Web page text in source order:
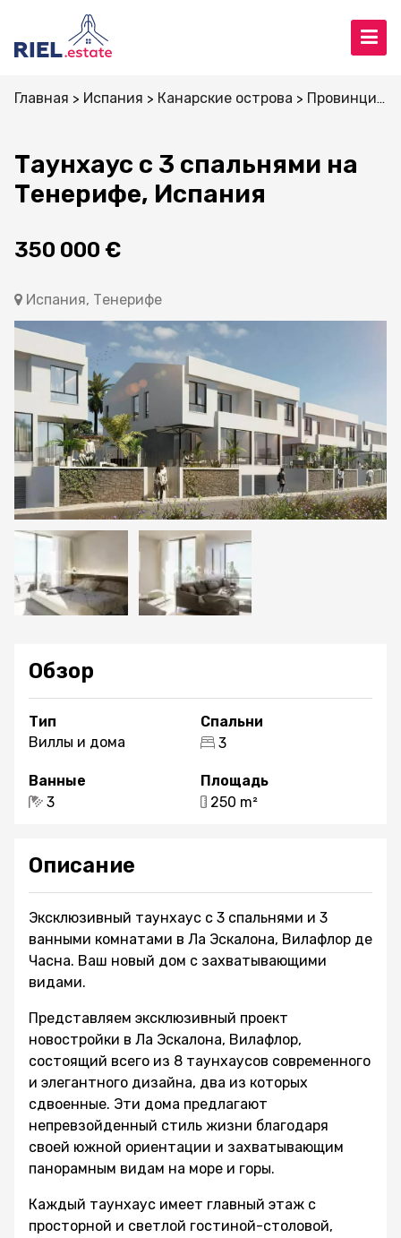
Главная Испания Канарские острова Провинция Санта-Крус-де-Тенерифе
Таунхаус с 3 спальнями на
Тенерифе, Испания
350 000 €
Испания, Тенерифе
Обзор
Тип
Виллы и дома
Спальни
3
Ванные
3
Площадь
250 m²
Описание
Эксклюзивный таунхаус с 3 спальнями и 3
ванными комнатами в Ла Эскалона, Вилафлор де
Часна. Ваш новый дом с захватывающими
видами.
Представляем эксклюзивный проект
новостройки в Ла Эскалона, Вилафлор,
состоящий всего из 8 таунхаусов современного
и элегантного дизайна, два из которых
сдвоенные. Эти дома предлагают
непревзойденный стиль жизни благодаря
своей южной ориентации и захватывающим
панорамным видам на море и горы.
Каждый таунхаус имеет главный этаж с
просторной и светлой гостиной-столовой,